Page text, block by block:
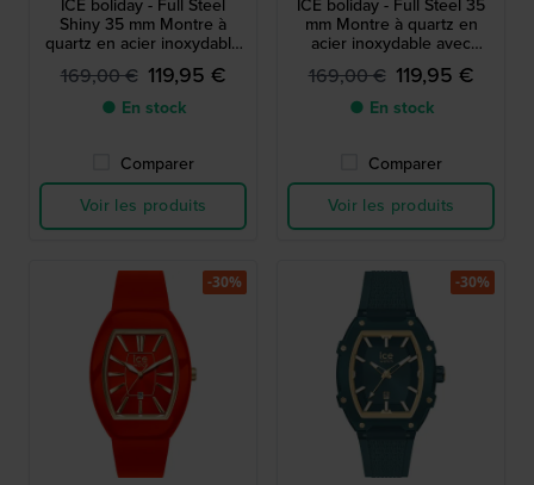
Shiny 35 mm Montre à
quartz en acier inoxydable
avec finition brillante - Taille
petite
169,00 € 119,95 €
● En stock
Comparer
Voir les produits
mm Montre à quartz en
acier inoxydable avec
finition brossée - Taille
petite
169,00 € 119,95 €
● En stock
Comparer
Voir les produits
-30% -30%